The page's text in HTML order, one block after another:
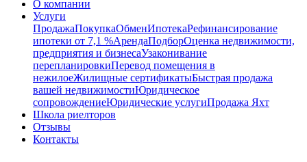
О компании
Услуги
ПродажаПокупкаОбменИпотекаРефинансирование
ипотеки от 7,1 %АрендаПодборОценка недвижимости,
предприятия и бизнесаУзаконивание
перепланировкиПеревод помещения в
нежилоеЖилищные сертификатыБыстрая продажа
вашей недвижимостиЮридическое
сопровождениеЮридические услугиПродажа Яхт
Школа риелторов
Отзывы
Контакты